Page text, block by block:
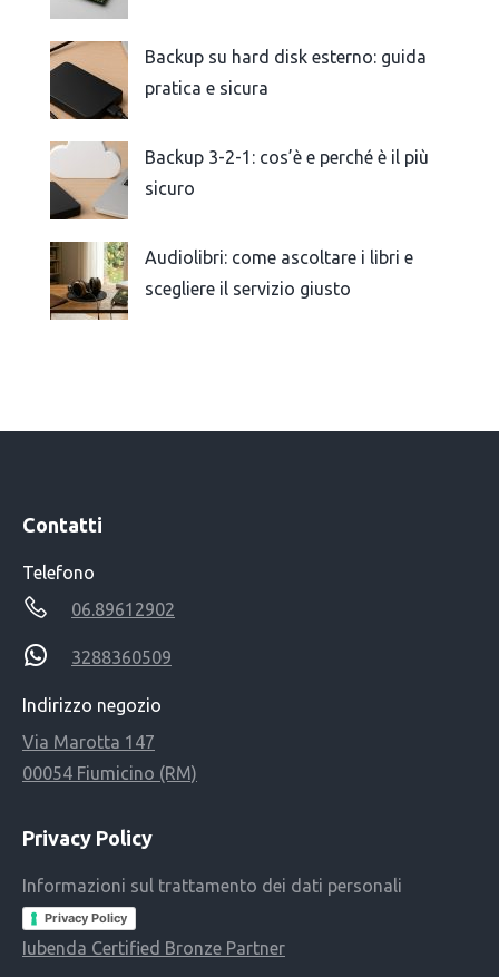
Backup su hard disk esterno: guida
pratica e sicura
Backup 3-2-1: cos’è e perché è il più
sicuro
Audiolibri: come ascoltare i libri e
scegliere il servizio giusto
Contatti
Telefono
06.89612902
3288360509
Indirizzo negozio
Via Marotta 147
00054 Fiumicino (RM)
Privacy Policy
Informazioni sul trattamento dei dati personali
Privacy Policy
Iubenda Certified Bronze Partner